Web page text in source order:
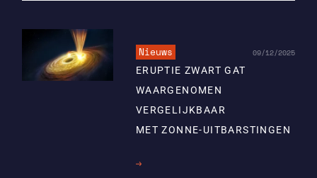
Nieuws 09/12/2025
ERUPTIE ZWART GAT
WAARGENOMEN
VERGELIJKBAAR
MET ZONNE-UITBARSTINGEN
Lees